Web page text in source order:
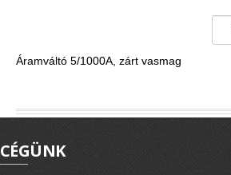
Áramváltó 5/1000A, zárt vasmag
CÉGÜNK